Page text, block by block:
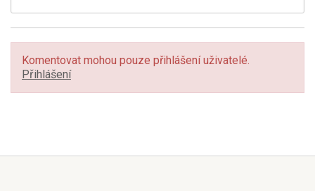
Komentovat mohou pouze přihlášení uživatelé.
Přihlášení